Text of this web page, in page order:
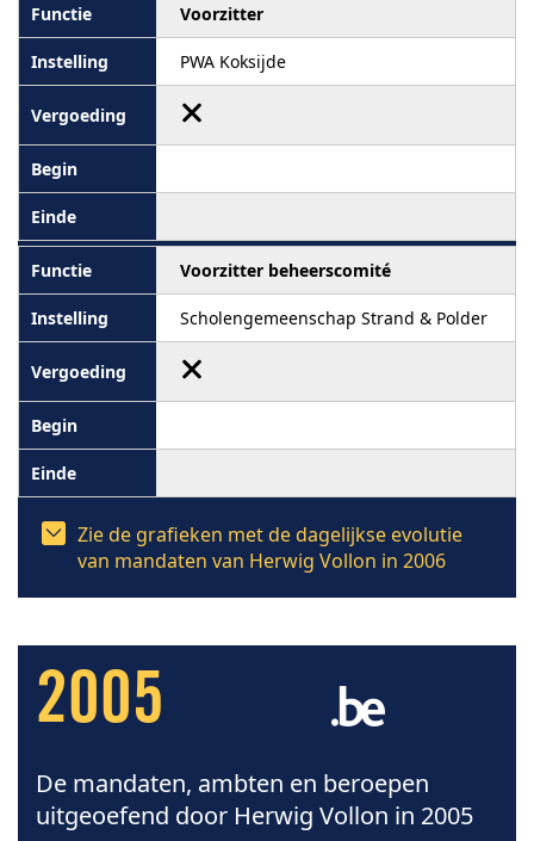
Voorzitter
PWA Koksijde
Voorzitter beheerscomité
Scholengemeenschap Strand & Polder
Zie de grafieken met de dagelijkse evolutie
van mandaten van Herwig Vollon in 2006
2005
De mandaten, ambten en beroepen
uitgeoefend door Herwig Vollon in 2005